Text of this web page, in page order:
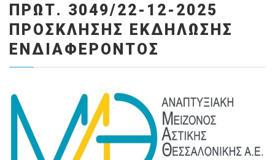
ΠΡΩΤ. 3049/22-12-2025
ΠΡΟΣΚΛΗΣΗΣ ΕΚΔΗΛΩΣΗΣ
ΕΝΔΙΑΦΕΡΟΝΤΟΣ